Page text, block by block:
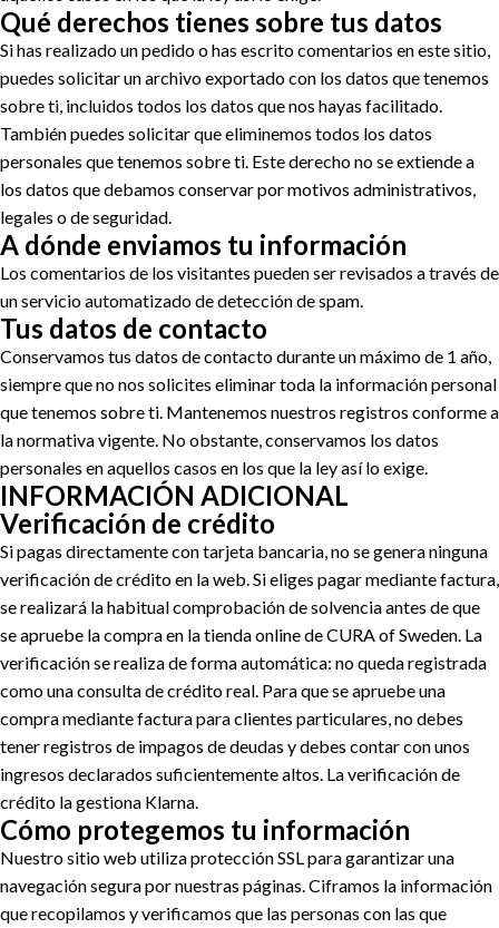
Qué derechos tienes sobre tus datos
Si has realizado un pedido o has escrito comentarios en este sitio,
puedes solicitar un archivo exportado con los datos que tenemos
sobre ti, incluidos todos los datos que nos hayas facilitado.
También puedes solicitar que eliminemos todos los datos
personales que tenemos sobre ti. Este derecho no se extiende a
los datos que debamos conservar por motivos administrativos,
legales o de seguridad.
A dónde enviamos tu información
Los comentarios de los visitantes pueden ser revisados a través de
un servicio automatizado de detección de spam.
Tus datos de contacto
Conservamos tus datos de contacto durante un máximo de 1 año,
siempre que no nos solicites eliminar toda la información personal
que tenemos sobre ti. Mantenemos nuestros registros conforme a
la normativa vigente. No obstante, conservamos los datos
personales en aquellos casos en los que la ley así lo exige.
INFORMACIÓN ADICIONAL
Verificación de crédito
Si pagas directamente con tarjeta bancaria, no se genera ninguna
verificación de crédito en la web. Si eliges pagar mediante factura,
se realizará la habitual comprobación de solvencia antes de que
se apruebe la compra en la tienda online de CURA of Sweden. La
verificación se realiza de forma automática: no queda registrada
como una consulta de crédito real. Para que se apruebe una
compra mediante factura para clientes particulares, no debes
tener registros de impagos de deudas y debes contar con unos
ingresos declarados suficientemente altos. La verificación de
crédito la gestiona Klarna.
Cómo protegemos tu información
Nuestro sitio web utiliza protección SSL para garantizar una
navegación segura por nuestras páginas. Ciframos la información
que recopilamos y verificamos que las personas con las que